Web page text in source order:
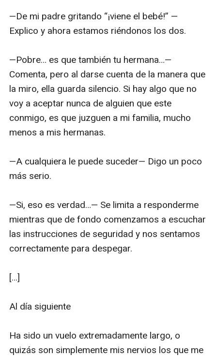
—De mi padre gritando “¡viene el bebé!” —
Explico y ahora estamos riéndonos los dos.
—Pobre… es que también tu hermana…—
Comenta, pero al darse cuenta de la manera que
la miro, ella guarda silencio. Si hay algo que no
voy a aceptar nunca de alguien que este
conmigo, es que juzguen a mi familia, mucho
menos a mis hermanas.
—A cualquiera le puede suceder— Digo un poco
más serio.
—Si, eso es verdad…— Se limita a responderme
mientras que de fondo comenzamos a escuchar
las instrucciones de seguridad y nos sentamos
correctamente para despegar.
[…]
Al día siguiente
Ha sido un vuelo extremadamente largo, o
quizás son simplemente mis nervios los que me